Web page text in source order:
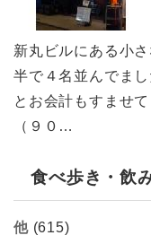
新丸ビルにある小
半で４名並んでま
とお会計もすませ
（９０…
食べ歩き・飲
他(615)